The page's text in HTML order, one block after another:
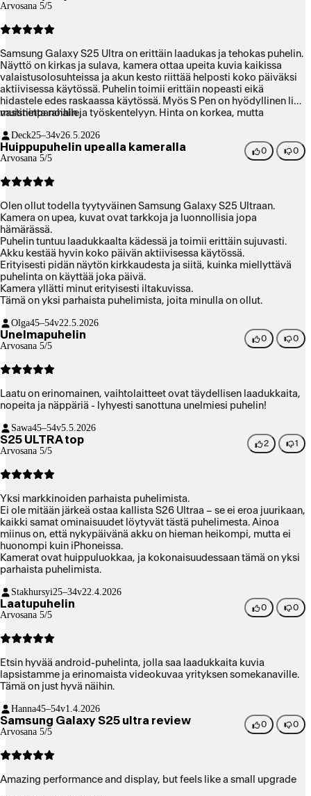
Arvosana 5/5
Samsung Galaxy S25 Ultra on erittäin laadukas ja tehokas puhelin.
Näyttö on kirkas ja sulava, kamera ottaa upeita kuvia kaikissa
valaistusolosuhteissa ja akun kesto riittää helposti koko päiväksi
aktiivisessa käytössä. Puhelin toimii erittäin nopeasti eikä
hidastele edes raskaassa käytössä. Myös S Pen on hyödyllinen lisä
muistiinpanoihin ja työskentelyyn. Hinta on korkea, mutta
vastinetta rahalle.
Deck25–34v26.5.2026
Huippupuhelin upealla kameralla
Arvosana 5/5
0 0
Olen ollut todella tyytyväinen Samsung Galaxy S25 Ultraan.
Kamera on upea, kuvat ovat tarkkoja ja luonnollisia jopa
hämärässä.
Puhelin tuntuu laadukkaalta kädessä ja toimii erittäin sujuvasti.
Akku kestää hyvin koko päivän aktiivisessa käytössä.
Erityisesti pidän näytön kirkkaudesta ja siitä, kuinka miellyttävä
puhelinta on käyttää joka päivä.
Kamera yllätti minut erityisesti iltakuvissa.
Tämä on yksi parhaista puhelimista, joita minulla on ollut.
Olga45–54v22.5.2026
Unelmapuhelin
Arvosana 5/5
0 0
Laatu on erinomainen, vaihtolaitteet ovat täydellisen laadukkaita,
nopeita ja näppäriä - lyhyesti sanottuna unelmiesi puhelin!
Sawa45–54v5.5.2026
S25 ULTRA top
Arvosana 5/5
2 1
Yksi markkinoiden parhaista puhelimista.
Ei ole mitään järkeä ostaa kallista S26 Ultraa – se ei eroa juurikaan,
kaikki samat ominaisuudet löytyvät tästä puhelimesta. Ainoa
miinus on, että nykypäivänä akku on hieman heikompi, mutta ei
huonompi kuin iPhoneissa.
Kamerat ovat huippuluokkaa, ja kokonaisuudessaan tämä on yksi
parhaista puhelimista.
Stakhursyi25–34v22.4.2026
Laatupuhelin
Arvosana 5/5
0 0
Etsin hyvää android-puhelinta, jolla saa laadukkaita kuvia
lapsistamme ja erinomaista videokuvaa yrityksen somekanaville.
Tämä on just hyvä näihin.
Hanna45–54v1.4.2026
Samsung Galaxy S25 ultra review
Arvosana 5/5
0 0
Amazing performance and display, but feels like a small upgrade